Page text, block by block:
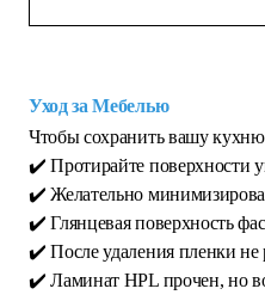
Уход за Мебелью
Чтобы сохранить вашу
✔️ Протирайте поверхности
✔️ Желательно
✔️ Глянцевая поверхность
✔️ После удаления пленки не
✔️ Ламинат HPL прочен, но